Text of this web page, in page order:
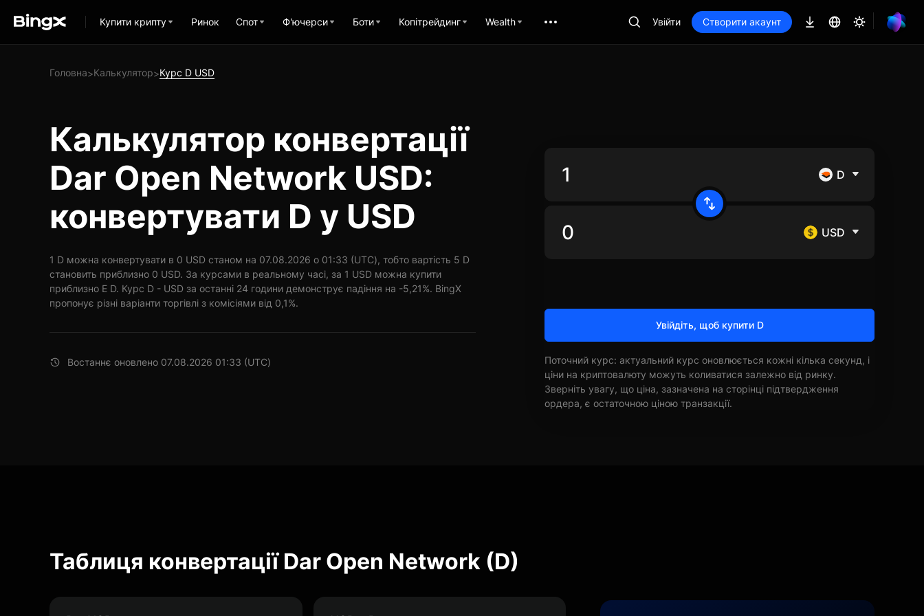
Купити крипту Ринок Спот Ф'ючерси Боти Копітрейдинг Wealth Увійти Створити акаунт
Головна>Калькулятор>Курс D USD
Калькулятор конвертації
Dar Open Network USD:
конвертувати D у USD
1 D можна конвертувати в 0 USD станом на 07.08.2026 о 01:33 (UTC), тобто вартість 5 D
становить приблизно 0 USD. За курсами в реальному часі, за 1 USD можна купити
приблизно E D. Курс D - USD за останні 24 години демонструє падіння на -5,21%. BingX
пропонує різні варіанти торгівлі з комісіями від 0,1%.
Востаннє оновлено 07.08.2026 01:33 (UTC)
D
USD
Увійдіть, щоб купити D
Поточний курс: актуальний курс оновлюється кожні кілька секунд, і
ціни на криптовалюту можуть коливатися залежно від ринку.
Зверніть увагу, що ціна, зазначена на сторінці підтвердження
ордера, є остаточною ціною транзакції.
Таблиця конвертації Dar Open Network (D)